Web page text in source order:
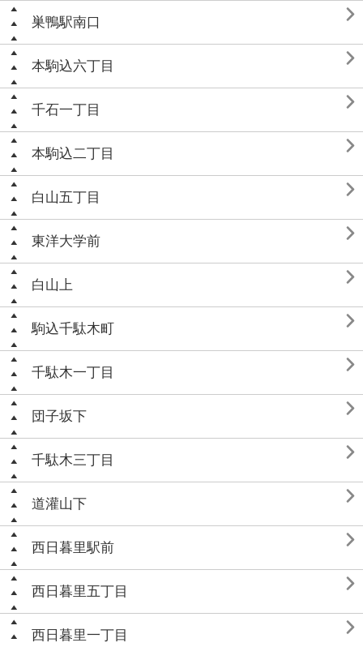
巣鴨駅南口 
本駒込六丁目 
千石一丁目 
本駒込二丁目 
白山五丁目 
東洋大学前 
白山上 
駒込千駄木町 
千駄木一丁目 
団子坂下 
千駄木三丁目 
道灌山下 
西日暮里駅前 
西日暮里五丁目 
西日暮里一丁目 